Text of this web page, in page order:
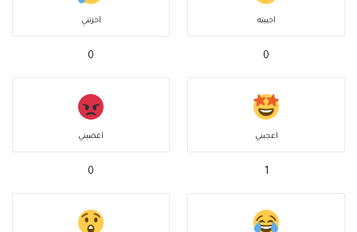
أحببته
0
أحزنني
0
أعجبني
1
أغضبني
0